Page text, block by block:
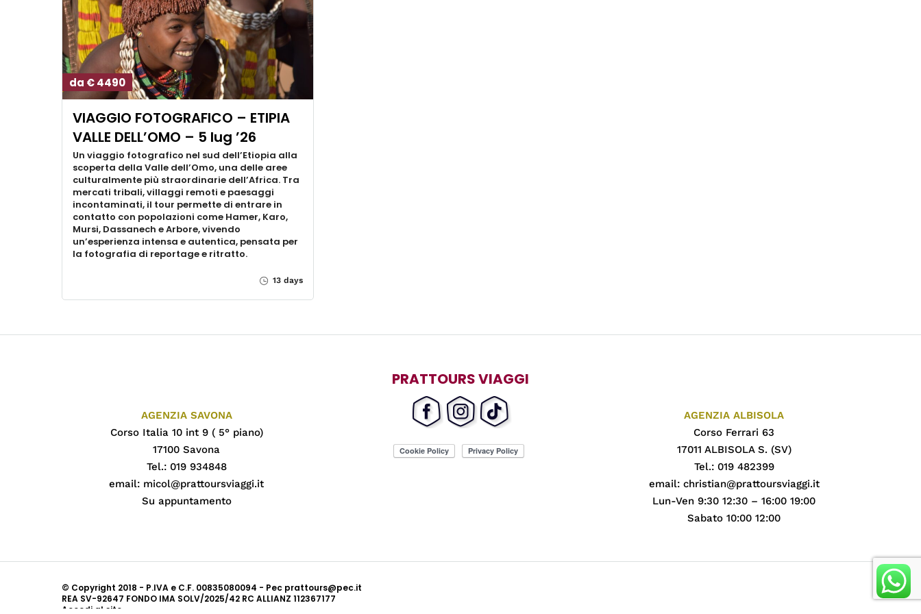
da € 4490
VIAGGIO FOTOGRAFICO – ETIPIA
VALLE DELL’OMO – 5 lug ’26
Un viaggio fotografico nel sud dell’Etiopia alla
scoperta della Valle dell’Omo, una delle aree
culturalmente più straordinarie dell’Africa. Tra
mercati tribali, villaggi remoti e paesaggi
incontaminati, il tour permette di entrare in
contatto con popolazioni come Hamer, Karo,
Mursi, Dassanech e Arbore, vivendo
un’esperienza intensa e autentica, pensata per
la fotografia di reportage e ritratto.
13 days
AGENZIA SAVONA
Corso Italia 10 int 9 ( 5° piano)
17100 Savona
Tel.: 019 934848
email: micol@prattoursviaggi.it
Su appuntamento
PRATTOURS VIAGGI
AGENZIA ALBISOLA
Corso Ferrari 63
17011 ALBISOLA S. (SV)
Tel.: 019 482399
email: christian@prattoursviaggi.it
Lun-Ven 9:30 12:30 – 16:00 19:00
Sabato 10:00 12:00
© Copyright 2018 - P.IVA e C.F. 00835080094 - Pec prattours@pec.it
REA SV-92647 FONDO IMA SOLV/2025/42 RC ALLIANZ 112367177
Accedi al sito